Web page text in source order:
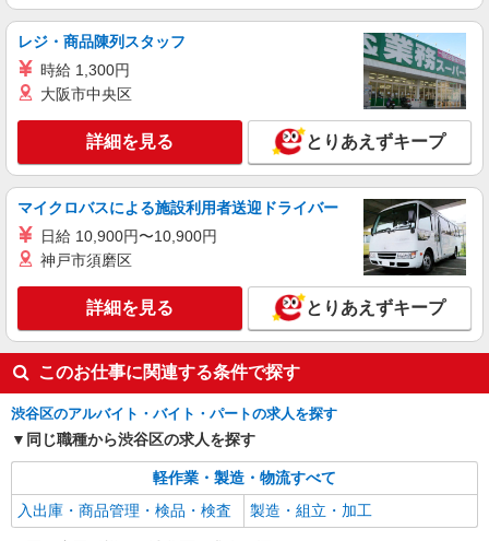
レジ・商品陳列スタッフ
時給 1,300円
大阪市中央区
詳細を見る とりあえずキープ
マイクロバスによる施設利用者送迎ドライバー
日給 10,900円〜10,900円
神戸市須磨区
詳細を見る とりあえずキープ
このお仕事に関連する条件で探す
渋谷区のアルバイト・バイト・パートの求人を探す
同じ職種から渋谷区の求人を探す
軽作業・製造・物流すべて
入出庫・商品管理・検品・検査
製造・組立・加工